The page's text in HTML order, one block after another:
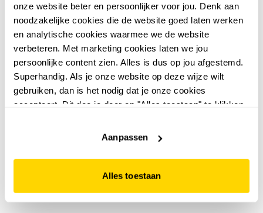
onze website beter en persoonlijker voor jou. Denk aan
noodzakelijke cookies die de website goed laten werken
en analytische cookies waarmee we de website
verbeteren. Met marketing cookies laten we jou
persoonlijke content zien. Alles is dus op jou afgestemd.
Superhandig. Als je onze website op deze wijze wilt
gebruiken, dan is het nodig dat je onze cookies
accepteert. Dit doe je door op "Alles toestaan" te klikken.
website niet optimaal functioneert.
Aanpassen
Alles toestaan